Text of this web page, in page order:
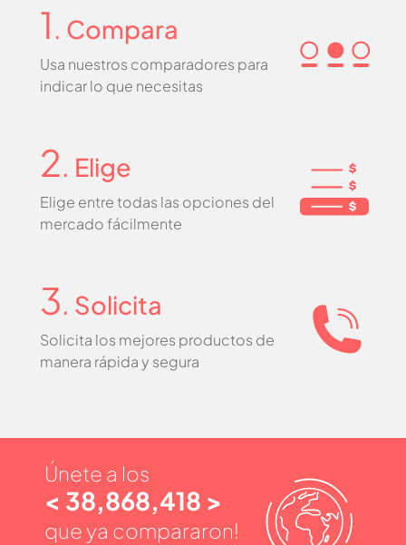
1 . Compara
Usa nuestros comparadores para
indicar lo que necesitas
2. Elige
Elige entre todas las opciones del
mercado fácilmente
3. Solicita
Solicita los mejores productos de
manera rápida y segura
Únete a los
< 38,868,418 >
que ya compararon!